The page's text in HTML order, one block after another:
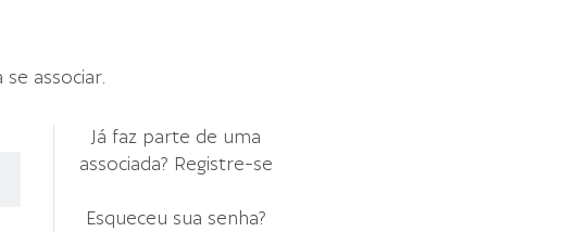
se associar.
Já faz parte de uma
associada? Registre-se
Esqueceu sua senha?